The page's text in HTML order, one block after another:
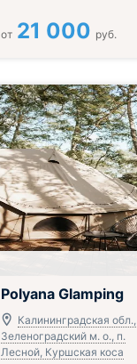
от 21 000 руб.
Polyana Glamping
Калининградская обл.,
Зеленоградский м. о., п.
Лесной, Куршская коса